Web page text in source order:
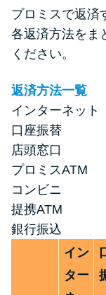
プロミスで返済
各返済方法をま
ください。
返済方法一覧
インターネット
口座振替
店頭窓口
プロミスATM
コンビニ
提携ATM
銀行振込
イン
ター